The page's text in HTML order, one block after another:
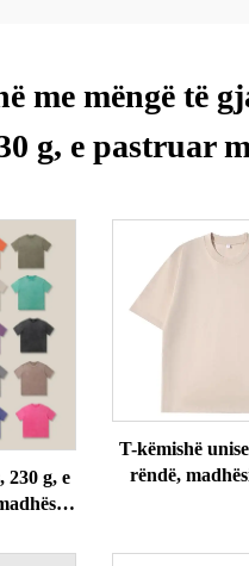
me mëngë të
g, e pastruar
230 g, e
e
T-këmishë
rëndë,